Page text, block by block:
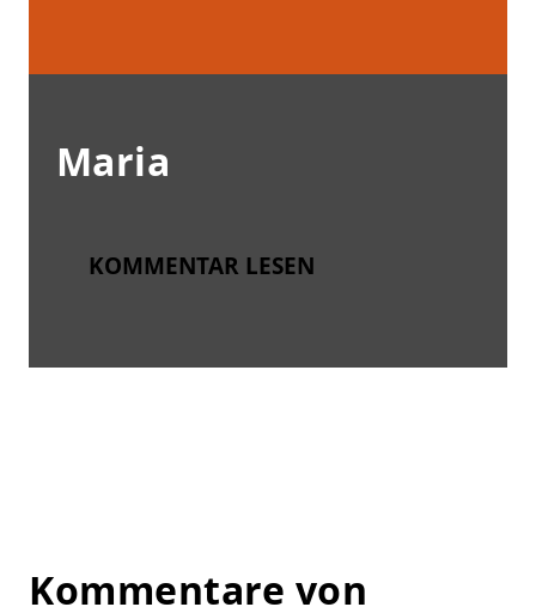
Maria
KOMMENTAR LESEN
Kommentare von